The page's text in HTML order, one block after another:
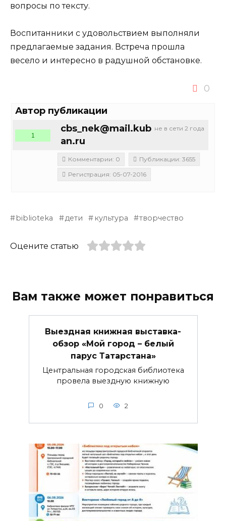
вопросы по тексту.
Воспитанники с удовольствием выполняли
предлагаемые задания. Встреча прошла
весело и интересно в радушной обстановке.
0
Автор публикации
не в сети 2 года
cbs_nek@mail.kub
an.ru
1
Комментарии: 0
Публикации: 3655
Регистрация: 05-07-2016
biblioteka дети культура творчество
Оцените статью
Вам также может понравиться
Выездная книжная выставка-
обзор «Мой город – белый
парус Татарстана»
Центральная городская библиотека
провела выездную книжную
0 2